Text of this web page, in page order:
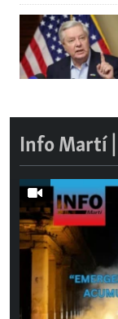
Info Martí